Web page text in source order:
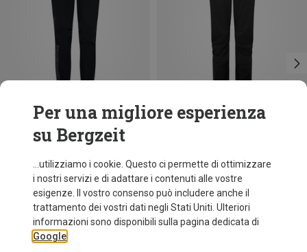
Risparmi 35%
Mountain Equipment
Pantaloni G2 Mountain donna
310,20 €
Per una migliore esperienza
su Bergzeit
...utilizziamo i cookie. Questo ci permette di ottimizzare
i nostri servizi e di adattare i contenuti alle vostre
esigenze. Il vostro consenso può includere anche il
trattamento dei vostri dati negli Stati Uniti. Ulteriori
informazioni sono disponibili sulla pagina dedicata di
Google